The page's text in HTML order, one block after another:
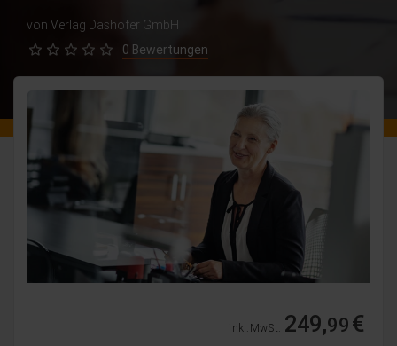
von Verlag Dashöfer GmbH
0 Bewertungen
inkl. MwSt. 249,99€